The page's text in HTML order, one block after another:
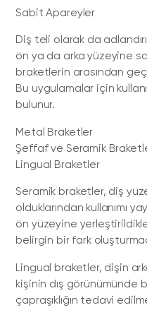
Sabit Apareyler
Diş teli olarak da
ön ya da arka yüzeyine
braketlerin arasından
Bu uygulamalar için
bulunur.
Metal Braketler
Şeffaf ve Seramik
Lingual Braketler
Seramik braketler, diş
olduklarından kullanımı
ön yüzeyine
belirgin bir fark
Lingual braketler, dişin
kişinin dış görünümünde
çapraşıklığın tedavi